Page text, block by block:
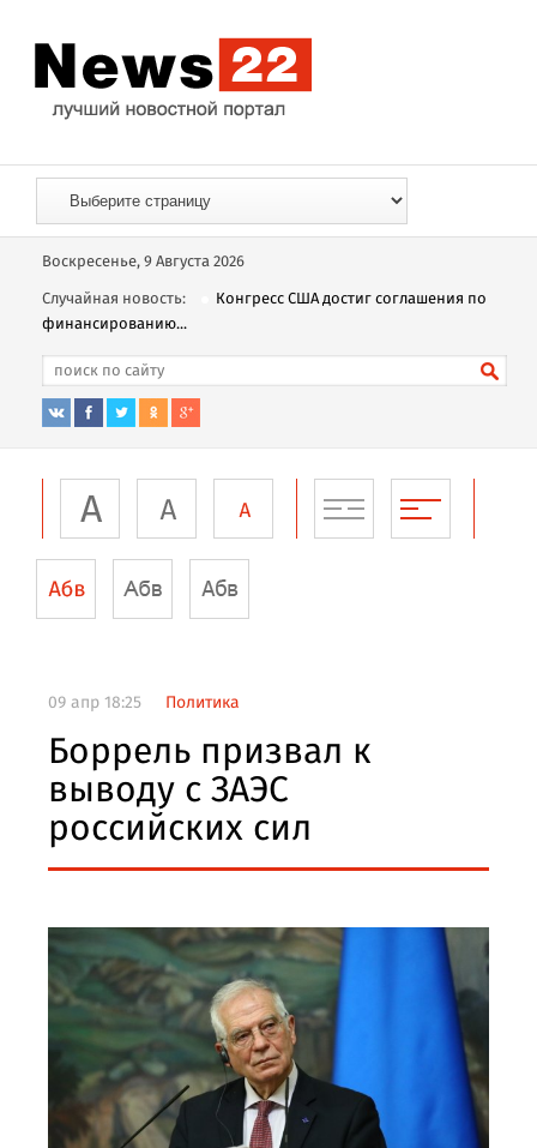
Воскресенье, 9 Августа 2026
Случайная новость:
Конгресс США достиг соглашения по
финансированию...
09 апр 18:25 Политика
Боррель призвал к
выводу с ЗАЭС
российских сил